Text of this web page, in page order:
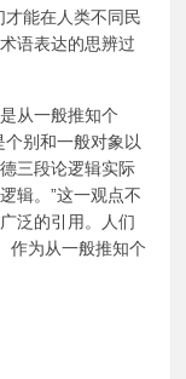
才能在人类不同民
语表达的思辨过
从一般推知个
别和一般对象以
三段论逻辑实际
辑。”这一观点不
泛的引用。人们
作为从一般推知个